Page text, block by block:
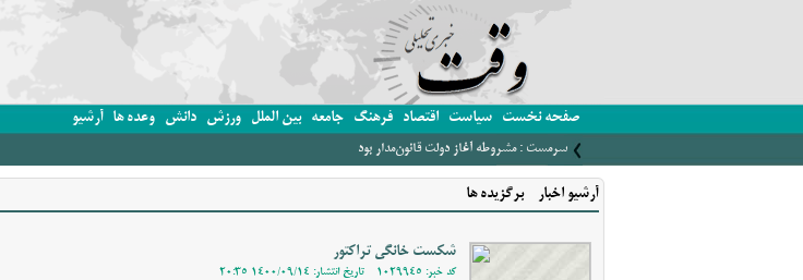
صفحه نخست سیاست اقتصاد فرهنگ جامعه بین الملل ورزش دانش وعده ها آرشیو
سرمست : مشروطه آغاز دولت قانون‌مدار بود
آرشیو اخبار - برگزیده ها
شکست خانگی تراکتور
کد خبر: 1029945 - تاریخ انتشار: 1400/09/14 20:35